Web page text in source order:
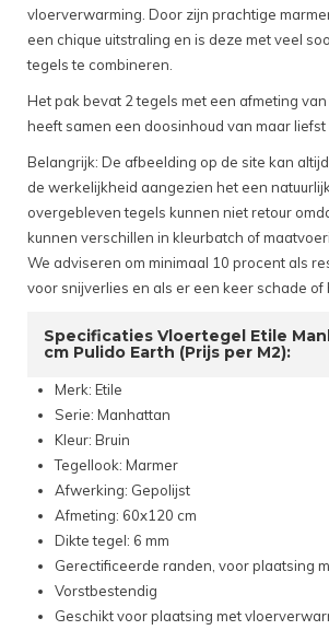
vloerverwarming. Door zijn prachtige
een chique uitstraling en is deze met veel
tegels te combineren.
Het pak bevat 2 tegels met een afmeting
heeft samen een doosinhoud van maar liefst
Belangrijk: De afbeelding op de site kan
de werkelijkheid aangezien het een
overgebleven tegels kunnen niet retour
kunnen verschillen in kleurbatch of
We adviseren om minimaal 10 procent als
voor snijverlies en als er een keer schade of
Specificaties Vloertegel Etile
cm Pulido Earth (Prijs per M2):
Merk: Etile
Serie: Manhattan
Kleur: Bruin
Tegellook: Marmer
Afwerking: Gepolijst
Afmeting: 60x120 cm
Dikte tegel: 6 mm
Gerectificeerde randen, voor plaatsing
Vorstbestendig
Geschikt voor plaatsing met